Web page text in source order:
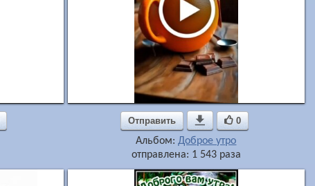
Отправить  0
Альбом:Доброе утро
отправлена: 1 543 раза